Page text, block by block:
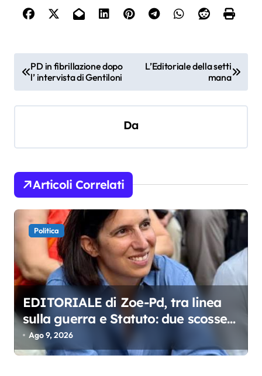
v
z
i
o
n
e
a
r
t
c
PD in fibrillazione dopo
l’ intervista di Gentiloni
L’Editoriale della setti
mana
Da
Articoli Correlati
Politica
EDITORIALE di Zoe-Pd, tra linea
sulla guerra e Statuto: due scosse
che agitano il fronte democratico
Ago 9, 2026